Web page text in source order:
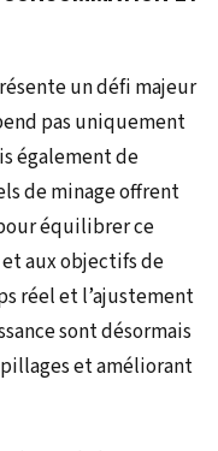
un défi majeur
pas uniquement
également de
de minage offrent
équilibrer ce
aux objectifs de
réel et l’ajustement
sont désormais
et améliorant